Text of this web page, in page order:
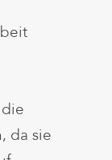
da sie